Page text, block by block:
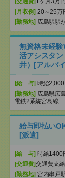
[交通費] 1ヶ月3万
[月収例] 20～25万
[勤務地] 広島駅駅
無資格未経
活アシスタ
井）[アルバ
[給 与] 時給
[勤務地] 広島県広
電鉄2系統宮島線
給与即払い
[派遣]
[給 与] 時給1400
[交通費]交通費支
[勤務地] 宮内串戸